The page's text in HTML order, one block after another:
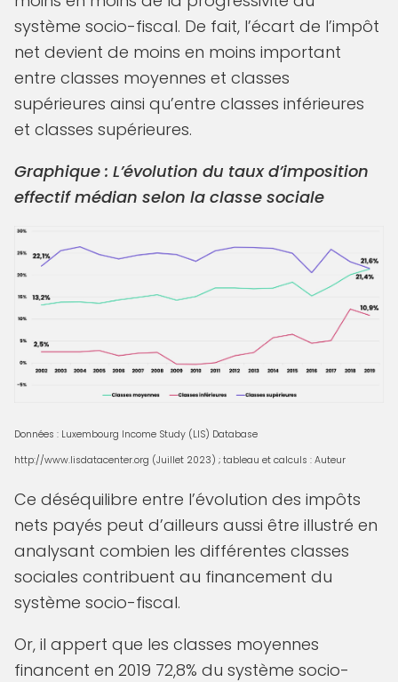
système socio-fiscal. De fait, l’écart de l’impôt
net devient de moins en moins important
entre classes moyennes et classes
supérieures ainsi qu’entre classes inférieures
et classes supérieures.
Graphique : L’évolution du taux d’imposition
effectif médian selon la classe sociale
Données : Luxembourg Income Study (LIS) Database
http://www.lisdatacenter.org (Juillet 2023) ; tableau et calculs : Auteur
Ce déséquilibre entre l’évolution des impôts
nets payés peut d’ailleurs aussi être illustré en
analysant combien les différentes classes
sociales contribuent au financement du
système socio-fiscal.
Or, il appert que les classes moyennes
financent en 2019 72,8% du système socio-